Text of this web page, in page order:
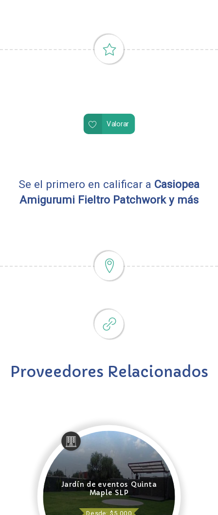
Valorar
Se el primero en calificar a Casiopea
Amigurumi Fieltro Patchwork y más
Proveedores Relacionados
Jardín de eventos Quinta
Maple SLP
Desde: $5,000